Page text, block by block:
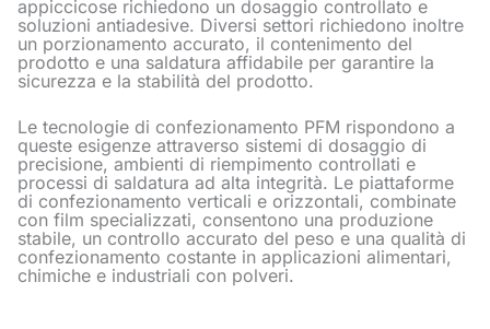
appiccicose richiedono un dosaggio controllato e
soluzioni antiadesive. Diversi settori richiedono inoltre
un porzionamento accurato, il contenimento del
prodotto e una saldatura affidabile per garantire la
sicurezza e la stabilità del prodotto.
Le tecnologie di confezionamento PFM rispondono a
queste esigenze attraverso sistemi di dosaggio di
precisione, ambienti di riempimento controllati e
processi di saldatura ad alta integrità. Le piattaforme
di confezionamento verticali e orizzontali, combinate
con film specializzati, consentono una produzione
stabile, un controllo accurato del peso e una qualità di
confezionamento costante in applicazioni alimentari,
chimiche e industriali con polveri.